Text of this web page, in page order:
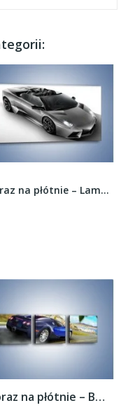
Obraz na płótnie – Lamborghini Reventon...
Obraz na płótnie – Bugatti Veyron –...